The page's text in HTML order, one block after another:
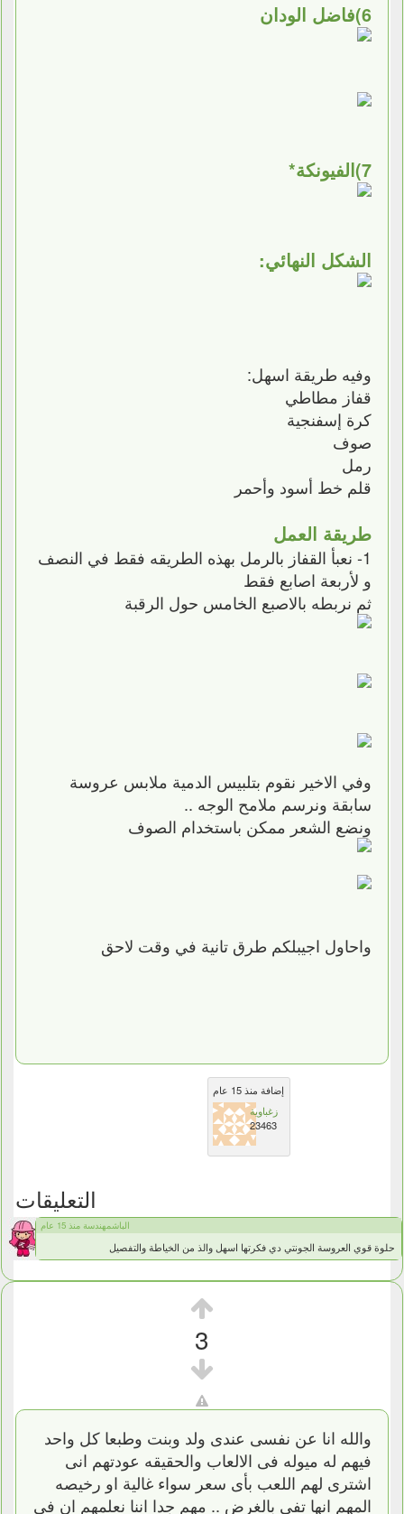
6)فاضل الودان
7)الفيونكة*
الشكل النهائي:
وفيه طريقة اسهل:
قفاز مطاطي
كرة إسفنجية
صوف
رمل
قلم خط أسود وأحمر
طريقة العمل
1- نعبأ القفاز بالرمل بهذه الطريقه فقط في النصف
و لأربعة اصابع فقط
ثم نربطه بالاصبع الخامس حول الرقبة
وفي الاخير نقوم بتلبيس الدمية ملابس عروسة
سابقة ونرسم ملامح الوجه ..
ونضع الشعر ممكن باستخدام الصوف
واحاول اجيبلكم طرق تانية في وقت لاحق
إضافة منذ 15 عام
زغباوية
23463
التعليقات
الباشمهندسة منذ 15 عام
حلوة قوي العروسة الجونتي دي فكرتها اسهل والذ من الخياطة والتفصيل
3
والله انا عن نفسى عندى ولد وبنت وطبعا كل واحد
فيهم له ميوله فى الالعاب والحقيقه عودتهم انى
اشترى لهم اللعب بأى سعر سواء غالية او رخيصه
المهم انها تفى بالغرض .. مهم جدا اننا نعلمهم ان فى